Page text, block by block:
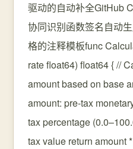
驱动的自动补全GitHub
协同识别函数签名自动
格的注释模板func
rate float64) float64 { //
amount based on base
amount: pre-tax
tax percentage
tax value return amount